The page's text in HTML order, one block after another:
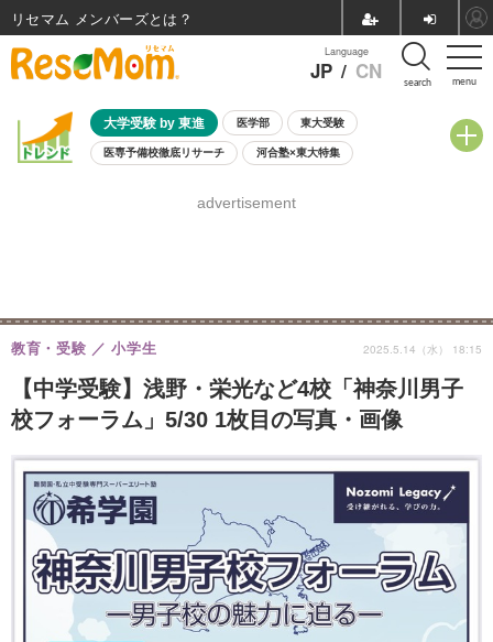
menu
Language
JP / CN search
大学受験 by 東進 医学部 東大受験
医専予備校徹底リサーチ 河合塾×東大特集
8月開催学校説明会・相談会
advertisement
【中学受験】浅野・栄光など4校「神奈川男子
校フォーラム」5/30 1枚目の写真・画像
教育・受験 小学生 2025.5.14（水） 18:15
リセマム メンバーズ